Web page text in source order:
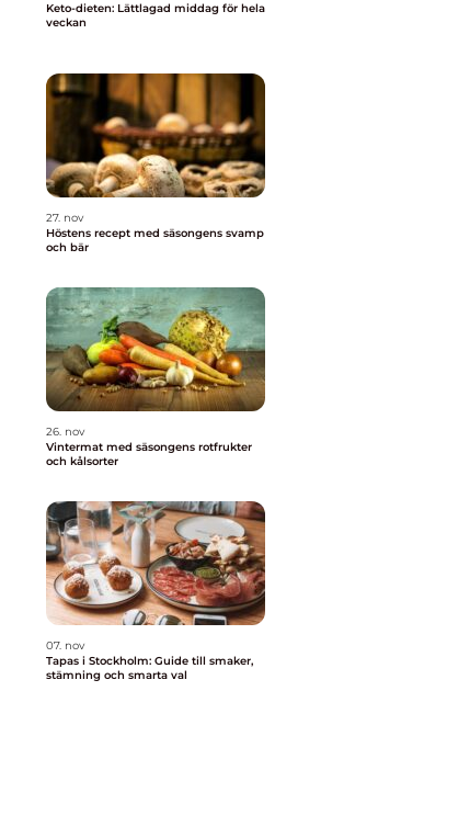
Keto-dieten: Lättlagad middag för hela
veckan
27. nov
Höstens recept med säsongens svamp
och bär
26. nov
Vintermat med säsongens rotfrukter
och kålsorter
07. nov
Tapas i Stockholm: Guide till smaker,
stämning och smarta val